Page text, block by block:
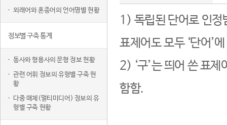
외래어와 혼종어의 언어명별 현황
정보별 구축 통계
동사와 형용사의 문형 정보 현황
관련 어휘 정보의 유형별 구축 현
황
다중 매체(멀티미디어) 정보의 유
형별 구축 현황
1) 독립된 단어로 인정
표제어도 모두 ‘단어’
2) ‘구’는 띄어 쓴 표
함함.